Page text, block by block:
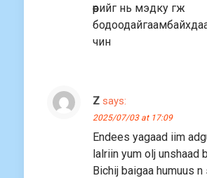
өөрийг нь мэдку гж
чин
Z says:
2025/07/03 at 17:09
Endees yagaad iim
lalriin yum olj unshaad
Bichij baigaa humuus n